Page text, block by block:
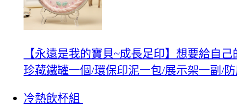
【永遠是我的寶貝~成長足印】想要給自
珍藏鐵罐一個/環保印泥一包/展示架一副/
冷熱飲杯組